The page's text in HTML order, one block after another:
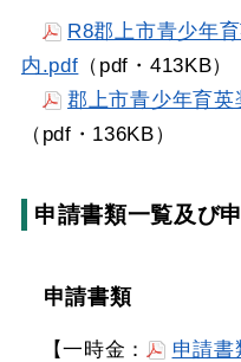
R8郡上市青少年
内.pdf （pdf・413KB）
郡上市青少年育
（pdf・136KB）
申請書類一覧及び
申請書類
【一時金： 申請